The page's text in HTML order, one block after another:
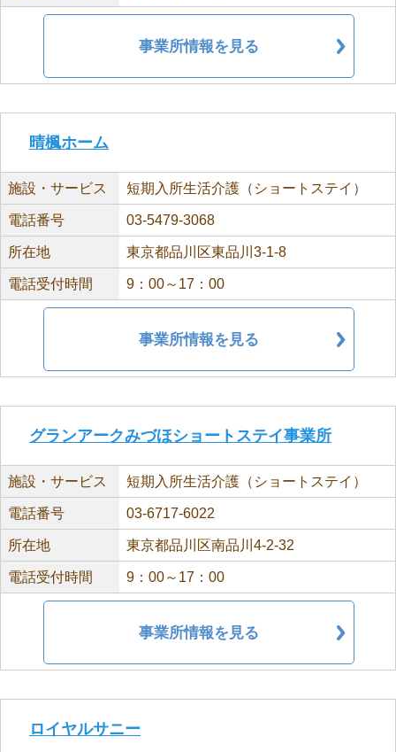
事業所情報を見る
晴楓ホーム
施設・サービス 短期入所生活介護（ショートステイ）
電話番号 03-5479-3068
所在地 東京都品川区東品川3-1-8
電話受付時間 9：00～17：00
事業所情報を見る
グランアークみづほショートステイ事業所
施設・サービス 短期入所生活介護（ショートステイ）
電話番号 03-6717-6022
所在地 東京都品川区南品川4-2-32
電話受付時間 9：00～17：00
事業所情報を見る
ロイヤルサニー